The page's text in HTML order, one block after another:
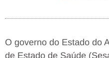
O governo do Estado do
de Estado de Saúde